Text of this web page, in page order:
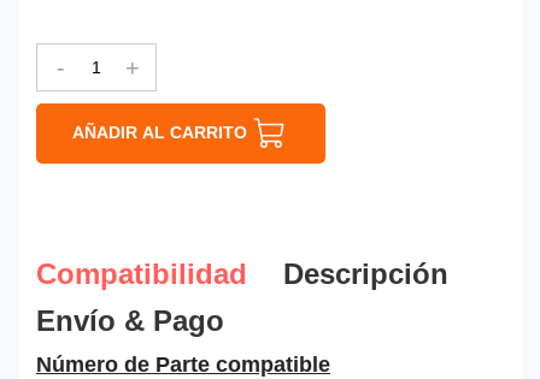
- +
AÑADIR AL CARRITO
Compatibilidad
Descripción
Envío & Pago
Número de Parte compatible